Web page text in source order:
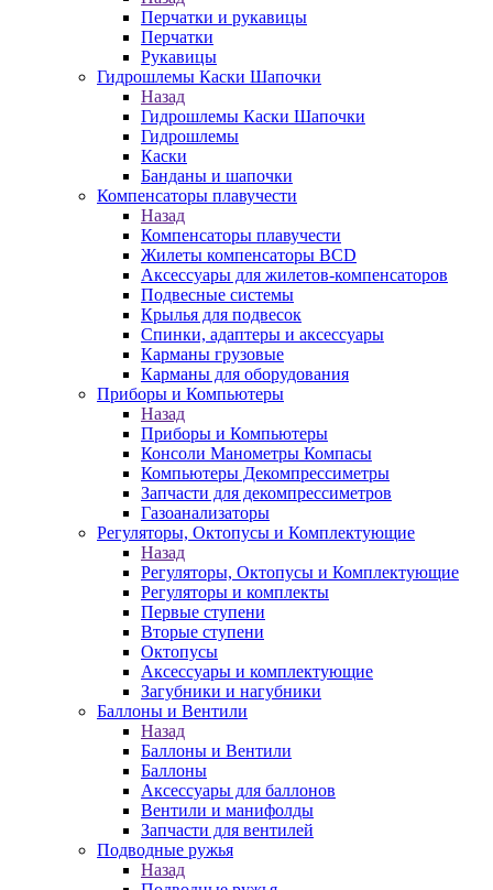
Перчатки и рукавицы
Перчатки
Рукавицы
Гидрошлемы Каски Шапочки
Назад
Гидрошлемы Каски Шапочки
Гидрошлемы
Каски
Банданы и шапочки
Компенсаторы плавучести
Назад
Компенсаторы плавучести
Жилеты компенсаторы BCD
Аксессуары для жилетов-компенсаторов
Подвесные системы
Крылья для подвесок
Спинки, адаптеры и аксессуары
Карманы грузовые
Карманы для оборудования
Приборы и Компьютеры
Назад
Приборы и Компьютеры
Консоли Манометры Компасы
Компьютеры Декомпрессиметры
Запчасти для декомпрессиметров
Газоанализаторы
Регуляторы, Октопусы и Комплектующие
Назад
Регуляторы, Октопусы и Комплектующие
Регуляторы и комплекты
Первые ступени
Вторые ступени
Октопусы
Аксессуары и комплектующие
Загубники и нагубники
Баллоны и Вентили
Назад
Баллоны и Вентили
Баллоны
Аксессуары для баллонов
Вентили и манифолды
Запчасти для вентилей
Подводные ружья
Назад